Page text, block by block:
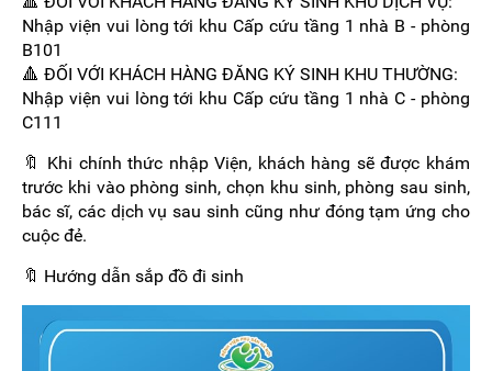
Nhập viện vui lòng tới khu Cấp cứu tầng 1 nhà B - phòng
B101
🔺 ĐỐI VỚI KHÁCH HÀNG ĐĂNG KÝ SINH KHU THƯỜNG:
Nhập viện vui lòng tới khu Cấp cứu tầng 1 nhà C - phòng
C111
🔖 Khi chính thức nhập Viện, khách hàng sẽ được khám
trước khi vào phòng sinh, chọn khu sinh, phòng sau sinh,
bác sĩ, các dịch vụ sau sinh cũng như đóng tạm ứng cho
cuộc đẻ.
🔖 Hướng dẫn sắp đồ đi sinh